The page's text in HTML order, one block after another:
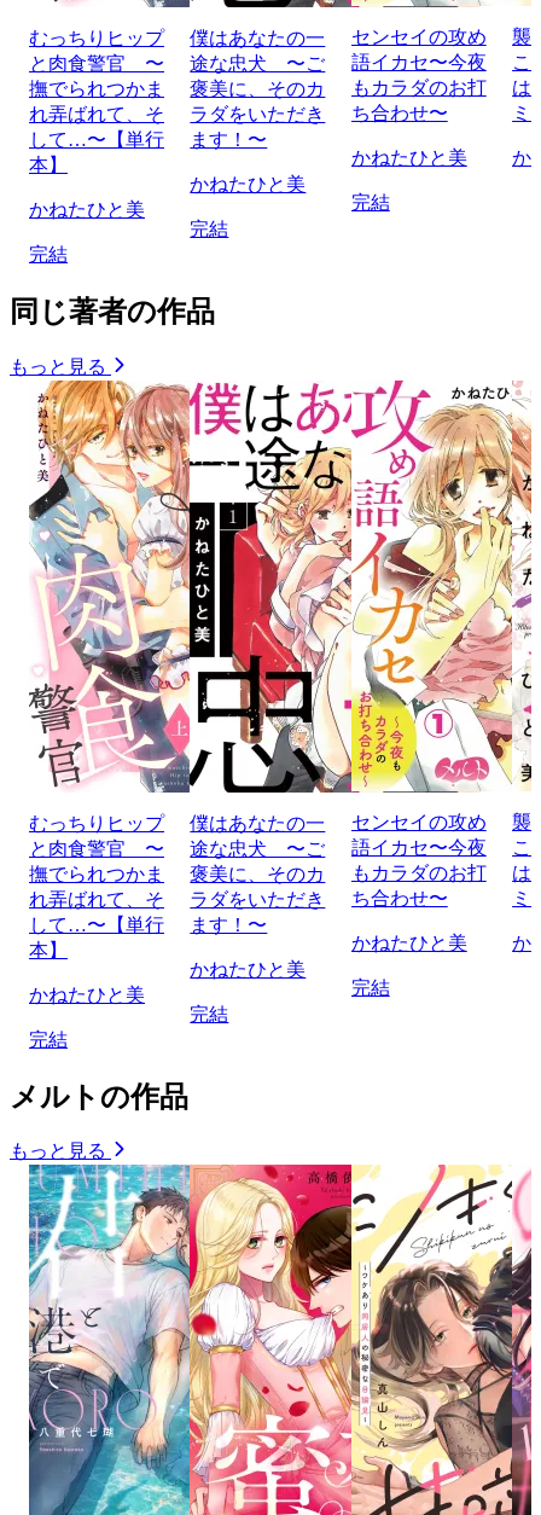
むっちりヒップ
と肉食警官 〜
撫でられつかま
れ弄ばれて、そ
して…〜【単行
本】
かねたひと美
完結
僕はあなたの一
途な忠犬 〜ご
褒美に、そのカ
ラダをいただき
ます！〜
かねたひと美
完結
センセイの攻め
語イカセ〜今夜
もカラダのお打
ち合わせ〜
かねたひと美
完結
襲
こ
は
ミ
か
同じ著者の作品
もっと見る
むっちりヒップ
と肉食警官 〜
撫でられつかま
れ弄ばれて、そ
して…〜【単行
本】
かねたひと美
完結
僕はあなたの一
途な忠犬 〜ご
褒美に、そのカ
ラダをいただき
ます！〜
かねたひと美
完結
センセイの攻め
語イカセ〜今夜
もカラダのお打
ち合わせ〜
かねたひと美
完結
襲
こ
は
ミ
か
メルトの作品
もっと見る